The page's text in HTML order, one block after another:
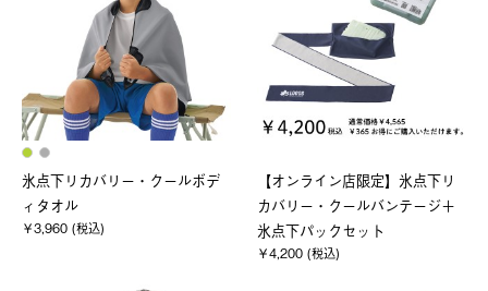
氷点下リカバリー・クールボデ
ィタオル
￥3,960 (税込)
【オンライン店限定】氷点下リ
カバリー・クールバンテージ＋
氷点下パックセット
￥4,200 (税込)